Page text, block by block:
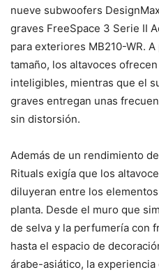
nueve subwoofers
graves FreeSpace 3 Serie II
para exteriores MB210-WR.
tamaño, los altavoces
inteligibles, mientras que el
graves entregan unas
sin distorsión.
Además de un rendimiento
Rituals exigía que los
diluyeran entre los
planta. Desde el muro que
de selva y la perfumería con
hasta el espacio de
árabe-asiático, la